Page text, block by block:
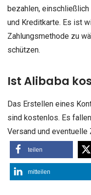
bezahlen,
und Kreditkarte. Es ist
Zahlungsmethode zu
schützen.
Ist Alibaba
Das Erstellen eines
sind kostenlos. Es
Versand und eventuelle
teilen
mitteilen